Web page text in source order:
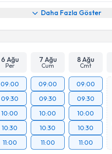
Daha Fazla Göster
6 Ağu
Per
7 Ağu
Cum
8 Ağu
Cmt
09:00
09:30
10:00
10:30
11:00
09:00
09:30
10:00
10:30
11:00
09:00
09:30
10:00
10:30
11:00